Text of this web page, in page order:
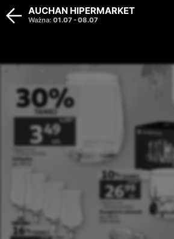
AUCHAN HIPERMARKET
Ważna: 01.07-08.07